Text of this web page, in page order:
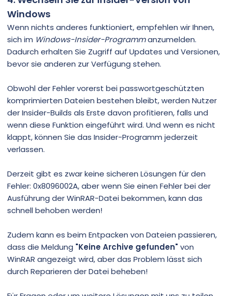
Windows
Wenn nichts anderes funktioniert, empfehlen wir Ihnen,
sich im Windows-Insider-Programmanzumelden.
Dadurch erhalten Sie Zugriff auf Updates und Versionen,
bevor sie anderen zur Verfügung stehen.
Obwohl der Fehler vorerst bei passwortgeschützten
komprimierten Dateien bestehen bleibt, werden Nutzer
der Insider-Builds als Erste davon profitieren, falls und
wenn diese Funktion eingeführt wird. Und wenn es nicht
klappt, können Sie das Insider-Programm jederzeit
verlassen.
Derzeit gibt es zwar keine sicheren Lösungen für den
Fehler: 0x8096002A, aber wenn Sie einen Fehler bei der
Ausführung der WinRAR-Datei bekommen, kann das
schnell behoben werden!
Zudem kann es beim Entpacken von Dateien passieren,
dass die Meldung "Keine Archive gefunden" von
WinRAR angezeigt wird, aber das Problem lässt sich
durch Reparieren der Datei beheben!